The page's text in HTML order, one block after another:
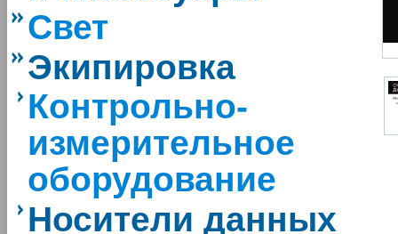
Свет
Экипировка
Контрольно-
измерительное
оборудование
Носители данных